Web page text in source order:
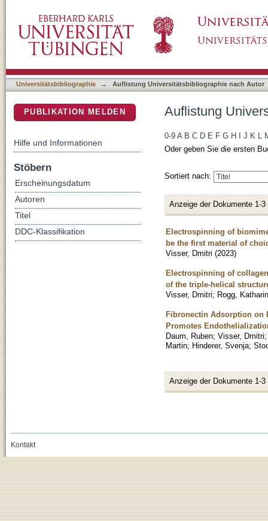
Universitätsbibliographie → Auflistung Universitätsbibliographie nach Autor
Auflistung
0-9 A B C D E F G H J K L
Oder geben Sie die ersten
Sortiert nach:
Anzeige der Dokumente 1-3
Electrospinning of
be the first material of
Visser, Dmitri (2023)
Electrospinning of
of the triple-helical
Visser, Dmitri; Rogg,
Fibronectin Adsorption on
Promotes
Daum, Ruben; Visser, Dmitri
Martin; Hinderer, Svenja;
Anzeige der Dokumente 1-3
PUBLIKATION MELDEN
Hilfe und Informationen
Stöbern
Erscheinungsdatum
Autoren
Titel
DDC-Klassifikation
Kontakt